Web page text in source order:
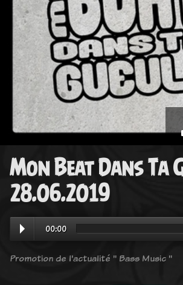
Mon Beat Dans Ta
28.06.2019
00:00
Promotion de l'actualité " Bass Music "